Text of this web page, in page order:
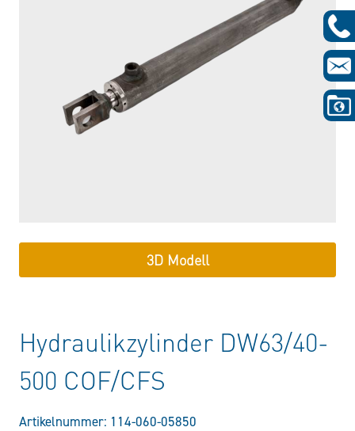
3D Modell
Hydraulikzylinder DW63/40-
500 COF/CFS
Artikelnummer: 114-060-05850